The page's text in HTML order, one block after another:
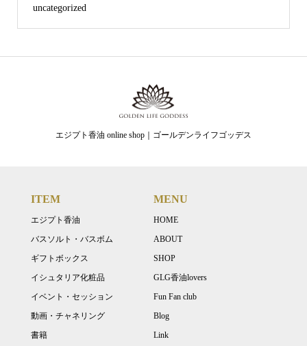
uncategorized
エジプト香油 online shop｜ゴールデンライフゴッデス
ITEM
エジプト香油
バスソルト・バスボム
ギフトボックス
イシュタリア化粧品
イベント・セッション
動画・チャネリング
書籍
MENU
HOME
ABOUT
SHOP
GLG香油lovers
Fun Fan club
Blog
Link